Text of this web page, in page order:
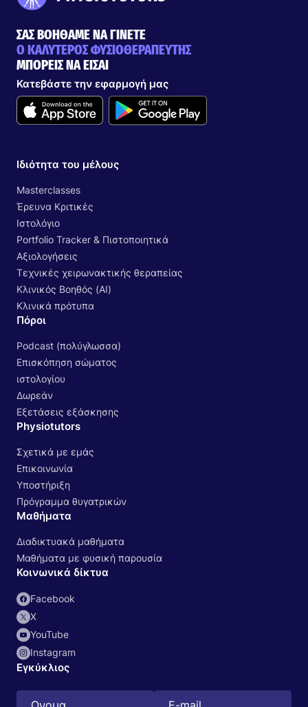
ΣΑΣ ΒΟΗΘΑΜΕ ΝΑ ΓΙΝΕΤΕ
Ο ΚΑΛΥΤΕΡΟΣ ΦΥΣΙΟΘΕΡΑΠΕΥΤΗΣ
ΜΠΟΡΕΙΣ ΝΑ ΕΙΣΑΙ
Κατεβάστε την εφαρμογή μας
Ιδιότητα του μέλους
Masterclasses
Έρευνα Κριτικές
Ιστολόγιο
Portfolio Tracker & Πιστοποιητικά
Αξιολογήσεις
Τεχνικές χειρωνακτικής θεραπείας
Κλινικός Βοηθός (AI)
Κλινικά πρότυπα
Πόροι
Podcast (πολύγλωσσα)
Επισκόπηση σώματος
ιστολογίου
Δωρεάν
Εξετάσεις εξάσκησης
Physiotutors
Σχετικά με εμάς
Επικοινωνία
Υποστήριξη
Πρόγραμμα θυγατρικών
Μαθήματα
Διαδικτυακά μαθήματα
Μαθήματα με φυσική παρουσία
Κοινωνικά δίκτυα
Facebook
Χ
YouTube
Instagram
Εγκύκλιος